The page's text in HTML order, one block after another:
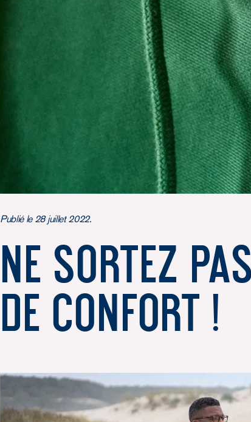
Publié le 28 juillet 2022.
Ne sortez
de confort !